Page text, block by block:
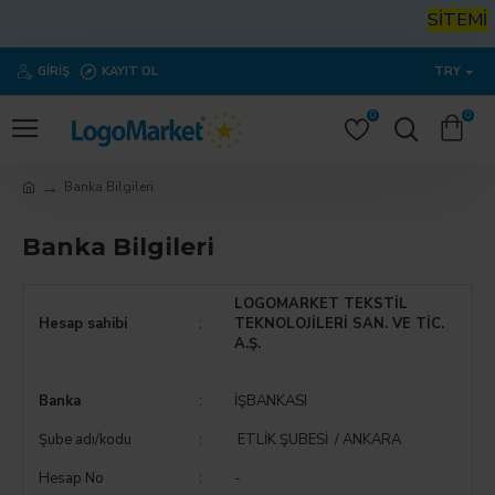
GIRIŞ KAYIT OL TRY
0 0
Banka Bilgileri
Banka Bilgileri
Hesap sahibi :
LOGOMARKET TEKSTİL
TEKNOLOJİLERİ SAN. VE TİC.
A.Ş.
Banka :
İŞBANKASI
Şube adı/kodu
:
ETLİK ŞUBESİ / ANKARA
Hesap No
:
-